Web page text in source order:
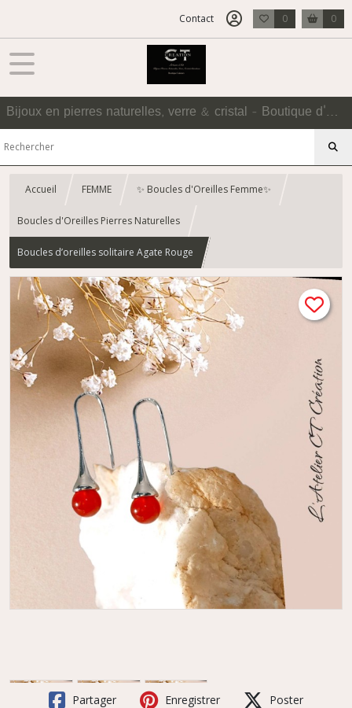
Contact 0 0
Bijoux en pierres naturelles, verre & cristal - Boutique d'Accessoires
Accueil FEMME ✨ Boucles d'Oreilles Femme✨
Boucles d'Oreilles Pierres Naturelles
Boucles d’oreilles solitaire Agate Rouge
Partager Enregistrer Poster